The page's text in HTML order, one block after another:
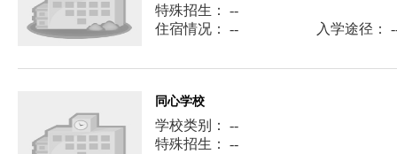
特殊招生： --
住宿情况： --
入学途径：
同心学校
学校类别： --
特殊招生： --